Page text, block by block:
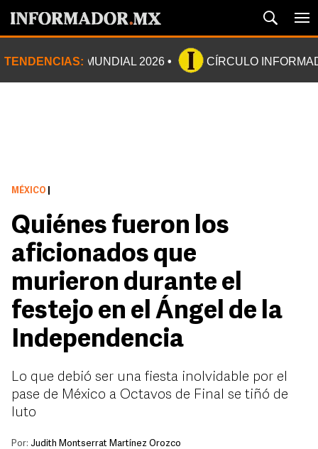
TENDENCIAS: MUNDIAL 2026 CÍRCULO
MÉXICO
Quiénes fueron los
aficionados que
murieron durante el
festejo en el Ángel de la
Independencia
Lo que debió ser una fiesta inolvidable por el
pase de México a Octavos de Final se tiñó de
luto
Por: Judith Montserrat Martínez Orozco